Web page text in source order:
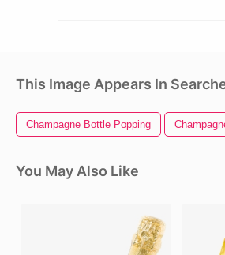
This Image Appears In
Champagne Bottle Popping
You May Also Like